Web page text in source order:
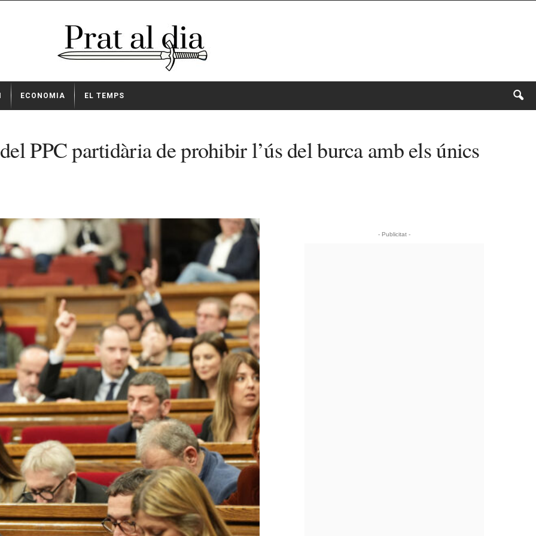
ECONOMIA EL TEMPS
PPC partidària de prohibir l’ús del burca amb els únics
- Publicitat -